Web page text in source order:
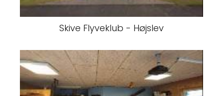
Skive Flyveklub - Højslev